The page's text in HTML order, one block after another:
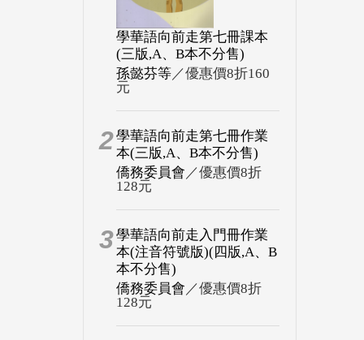
學華語向前走第七冊課本
(三版,A、B本不分售)
孫懿芬等／優惠價8折160
元
2學華語向前走第七冊作業
本(三版,A、B本不分售)
僑務委員會 ／優惠價8折
128元
3學華語向前走入門冊作業
本(注音符號版)(四版,A、B
本不分售)
僑務委員會 ／優惠價8折
128元